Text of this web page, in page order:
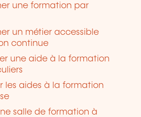
une formation par
un métier accessible
continue
une aide à la formation
les aides à la formation
salle de formation à